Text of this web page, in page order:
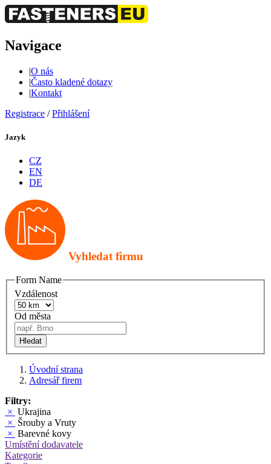
Navigace
|O nás
|Často kladené dotazy
|Kontakt
Registrace /Přihlášení
Jazyk
CZ
EN
DE
Vyhledat firmu
Form Name
Vzdálenost
Od města
Hledat
Úvodní strana
Adresář firem
Filtry:
× Ukrajina
× Šrouby a Vruty
× Barevné kovy
Umístění dodavatele
Kategorie